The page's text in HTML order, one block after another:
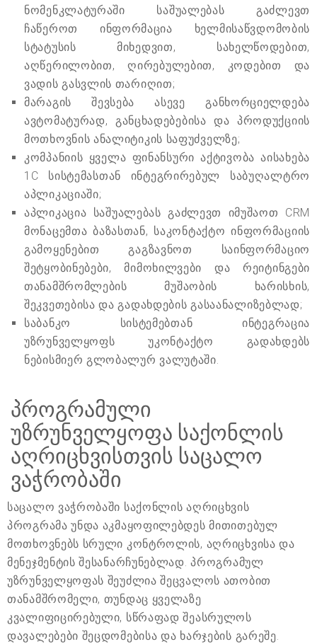
ნომენკლატურაში საშუალებას გაძლევთ
ჩაწეროთ ინფორმაცია ხელმისაწვდომობის
სტატუსის მიხედვით, სახელწოდებით,
აღწერილობით, ღირებულებით, კოდებით და
ვადის გასვლის თარიღით;
მარაგის შევსება ასევე განხორციელდება
ავტომატურად, განცხადებებისა და პროდუქციის
მოთხოვნის ანალიტიკის საფუძველზე;
კომპანიის ყველა ფინანსური აქტივობა აისახება
1C სისტემასთან ინტეგრირებულ საბუღალტრო
აპლიკაციაში;
აპლიკაცია საშუალებას გაძლევთ იმუშაოთ CRM
მონაცემთა ბაზასთან, საკონტაქტო ინფორმაციის
გამოყენებით გაგზავნოთ საინფორმაციო
შეტყობინებები, მიმოხილვები და რეიტინგები
თანამშრომლების მუშაობის ხარისხის,
შეკვეთებისა და გადახდების გასაანალიზებლად;
საბანკო სისტემებთან ინტეგრაცია
უზრუნველყოფს უკონტაქტო გადახდებს
ნებისმიერ გლობალურ ვალუტაში.
პროგრამული
უზრუნველყოფა საქონლის
აღრიცხვისთვის საცალო
ვაჭრობაში
საცალო ვაჭრობაში საქონლის აღრიცხვის
პროგრამა უნდა აკმაყოფილებდეს მითითებულ
მოთხოვნებს სრული კონტროლის, აღრიცხვისა და
მენეჯმენტის შესანარჩუნებლად. პროგრამულ
უზრუნველყოფას შეუძლია შეცვალოს ათობით
თანამშრომელი, თუნდაც ყველაზე
კვალიფიცირებული, სწრაფად შეასრულოს
დავალებები შეცდომებისა და ხარჯების გარეშე.